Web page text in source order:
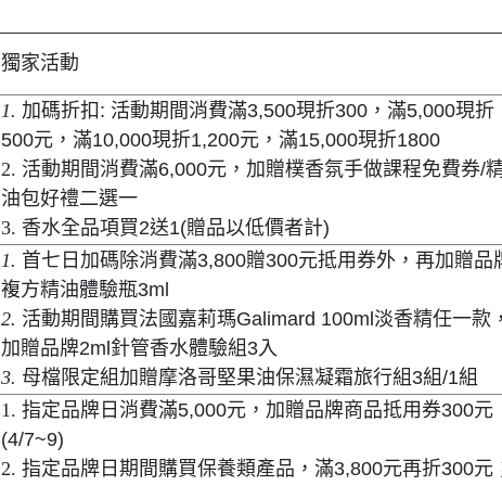
獨家活動
1. 加碼折扣: 活動期間消費滿3,500現折300，滿5,000現折
500元，滿10,000現折1,200元，滿15,000現折1800
2. 活動期間消費滿6,000元，加贈樸香氛手做課程免費券/
油包好禮二選一
3. 香水全品項買2送1(贈品以低價者計)
1. 首七日加碼除消費滿3,800贈300元抵用券外，再加贈品
複方精油體驗瓶3ml
2. 活動期間購買法國嘉莉瑪Galimard 100ml淡香精任一款，
加贈品牌2ml針管香水體驗組3入
3. 母檔限定組加贈摩洛哥堅果油保濕凝霜旅行組3組/1組
1. 指定品牌日消費滿5,000元，加贈品牌商品抵用券300元
(4/7~9)
2. 指定品牌日期間購買保養類產品，滿3,800元再折300元